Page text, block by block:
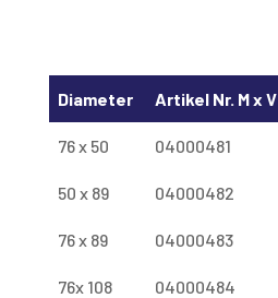
Diameter Artikel Nr. M x V
76 x 50 04000481
50 x 89 04000482
76 x 89 04000483
76x 108 04000484